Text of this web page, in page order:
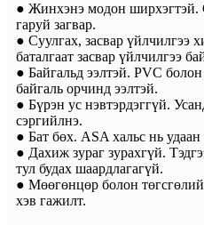
● Жинхэнэ модон ширхэгтэй.
гаруй загвар.
● Суулгах, засвар үйлчилгээ
баталгаат засвар үйлчилгээ
● Байгальд ээлтэй. PVC
байгаль орчинд ээлтэй.
● Бүрэн ус нэвтэрдэггүй.
сэргийлнэ.
● Бат бөх. ASA хальс нь
● Дахиж зураг зурахгүй.
тул будах шаардлагагүй.
● Мөөгөнцөр болон
хэв гажилт.